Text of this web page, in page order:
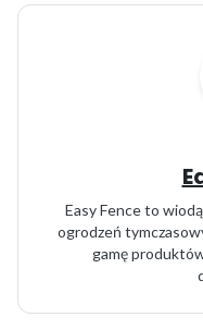
Easy Fence to
ogrodzeń
gamę